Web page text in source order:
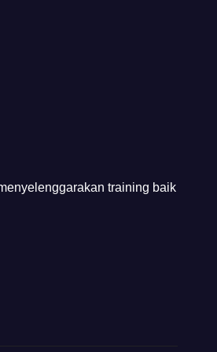
training baik